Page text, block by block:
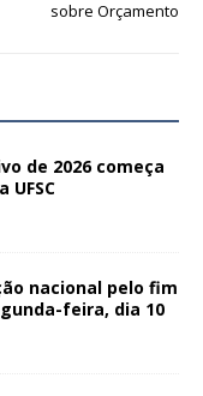
sobre Orçamento
de 2026 começa
nacional pelo fim
feira, dia 10